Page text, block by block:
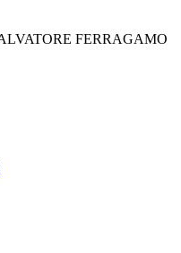
FERRAGAMO